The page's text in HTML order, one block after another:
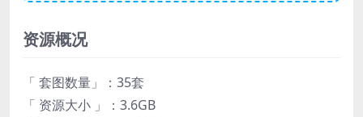
资源概况
「 套图数量」：35套
「 资源大小 」：3.6GB